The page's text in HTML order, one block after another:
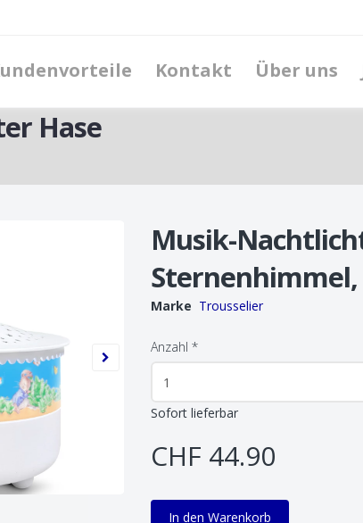
Kontakt Über uns
Hase
Musik-
Sternenhimmel,
Marke Trousselier
Anzahl *
Sofort lieferbar
CHF 44.90
In den Warenkorb